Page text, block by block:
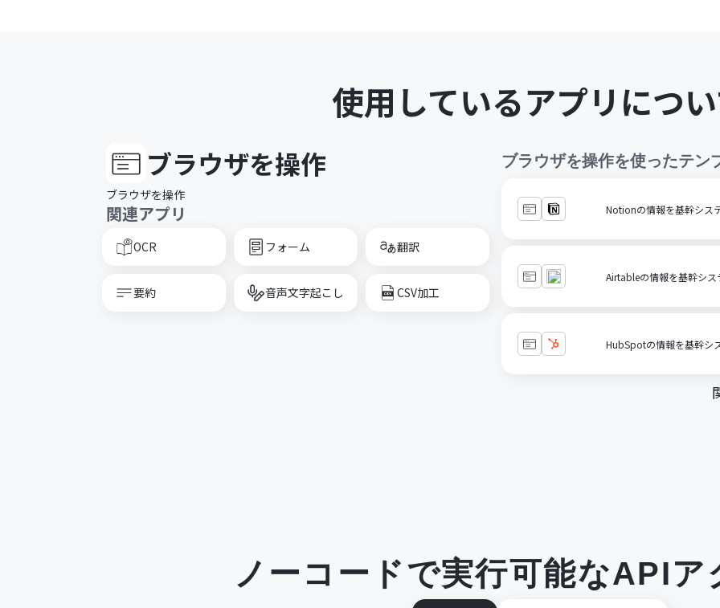
使用しているアプリにつ
ブラウザを操作
ブラウザを操作
関連アプリ
OCR フォーム 翻訳
要約 音声文字起こし CSV加工
ブラウザを操作を使ったテン
Notionの情報を基幹シス
Airtableの情報を基幹シス
HubSpotの情報を基幹シ
ノーコードで実行可能なAPIア